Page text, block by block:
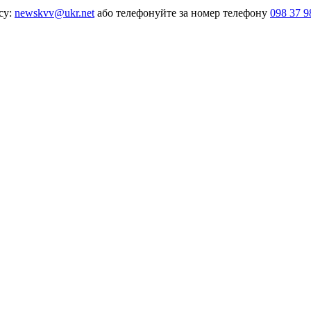
newskvv@ukr.netабо телефонуйте за номер телефону 098 37